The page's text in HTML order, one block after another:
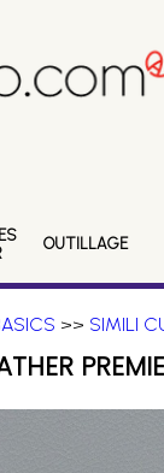
OUTILLAGE
>> SIMILI